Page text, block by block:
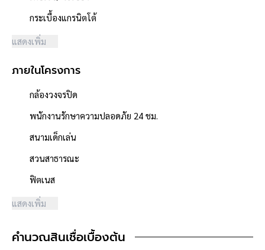
- ค่าใช้จ่ายส่วนกลางนิติบุคคล 0 บาท/เดือน
- โครงการได้รับอนุญาตจัดสรรถูกต้อง, โครงการจำนวนรวม 177 หลัง
- สภาพแวดล้อมดี สะอาด
- มีร้านค้า / ร้านอาหาร / ตลาดสด / ร้านเสริมสวย / ร้านซักรีด, อยู่ใน
ชุมชนสามารถค้าขายได้
- บ้านตั้งอยู่ใกล้ร้าน 7-11
- ใกล้ห้างสรรพสินค้าพลัสมอลล์ บางใหญ่, เซ็นทรัลปิ่นเกล้า
- ใกล้โรงพยาบาลธนบุรี2, โรงพยาบาล ตา หู คอ จมูก
- ใกล้โรงเรียนคลองมหาสวัสดิ์, โรงเรียนคลองต้นไทร
- ใกล้ธนาคารทุกธนาคาร
**การเดินทาง**
- หน้าโครงการหางจากถนนใหญ่ 5.3 กิโลเมตร ถนนกาญจนาภิเษก
- เข้า-ออกได้หลายเส้นทาง ได้แก่ ถนนกาญจนาภิเษก, ถนนบรมราช
กระเบื้องแกรนิตโต้
แสดงเพิ่ม
ภายในโครงการ
กล้องวงจรปิด
พนักงานรักษาความปลอดภัย 24 ชม.
สนามเด็กเล่น
สวนสาธารณะ
ฟิตเนส
แสดงเพิ่ม
คำนวณสินเชื่อเบื้องต้น